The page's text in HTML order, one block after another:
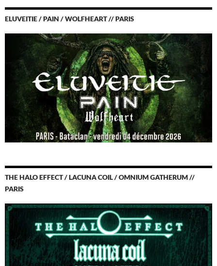
ELUVEITIE / PAIN / WOLFHEART // PARIS
THE HALO EFFECT / LACUNA COIL / OMNIUM GATHERUM //
PARIS